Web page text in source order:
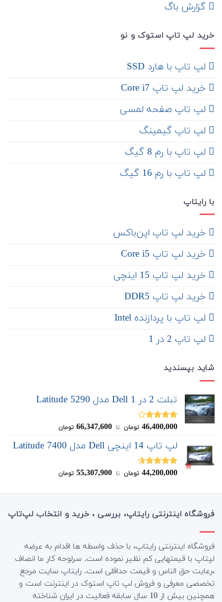
‌ گزارش باگ
خرید لپ تاپ استوک و نو
لپ تاپ با هارد SSD
خرید لپ تاپ Core i7
لپ تاپ صفحه لمسی
لپ تاپ گیمینگ
لپ تاپ با رم 8 گیگ
لپ تاپ با رم 16 گیگ
با رایتاپ
‌ خرید لپ تاپ اپن‌باکس
خرید لپ تاپ Core i5
‌‌ خرید لپ تاپ 15 اینچی
خرید لپ تاپ DDR5
لپ تاپ با پردازنده Intel
لپ تاپ 2 در 1
شاید بپسندید
تبلت 2 در 1 Dell مدل Latitude 5290
نمره
46,400,000 تومان ‌ تا ‌ 66,347,600 تومان
لپ تاپ 14 اینچی Dell مدل Latitude 7400
نمره4.50
44,200,000 تومان ‌ تا ‌ 55,307,900 تومان
فروشگاه اینترنتی رایتاپ، بررسی ، خرید و انتخاب لپ‌تاپ
فروشگاه اینترنتی رایتاپ، با حذف واسطه ها اقدام به عرضه
لپتاپ با قیمتهایی کم نظیر نموده است. سرلوحه کار ما انصاف
،رعایت حق الناس و قیمت حداقلی است. رایتاپ سایت مرجع
تخصصی معرفی و فروش لپ تاپ استوک در اینترنت است و
همچنین بیش از 10 سال سابقه فعالیت در ایران شناخته